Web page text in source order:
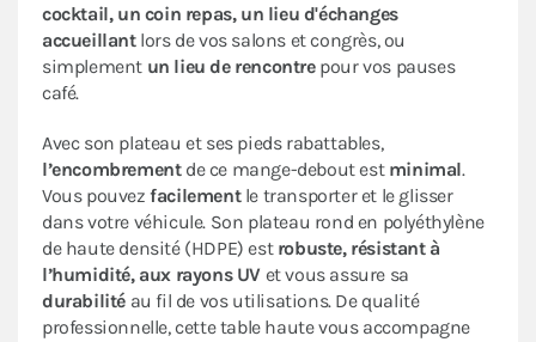
cocktail, un coin repas, un lieu d'échanges
accueillantlors de vos salons et congrès, ou
simplement un lieu de rencontrepour vos pauses
café.
Avec son plateau et ses pieds rabattables,
l’encombrementde ce mange-debout est minimal.
Vous pouvezfacilementle transporter et le glisser
dans votre véhicule. Son plateau rond en polyéthylène
de haute densité (HDPE) est robuste, résistant à
l’humidité, aux rayons UV et vous assure sa
durabilité au fil de vos utilisations. De qualité
professionnelle, cette table haute vous accompagne